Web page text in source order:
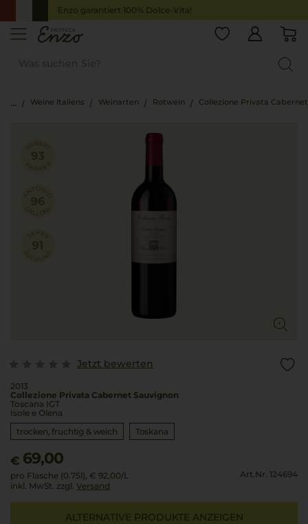
Enzo garantiert 100% Dolce-Vita!
Weine Italiens Weinarten Rotwein Collezione Privata
Jetzt bewerten
2013
Collezione Privata Cabernet Sauvignon
Toscana IGT
Isole e Olena
trocken, fruchtig & weich
Toskana
€ 69,00
pro Flasche (0.75l), € 92,00/L
inkl. MwSt. zzgl. Versand
Art.Nr. 124694
ALTERNATIVE PRODUKTE ANZEIGEN